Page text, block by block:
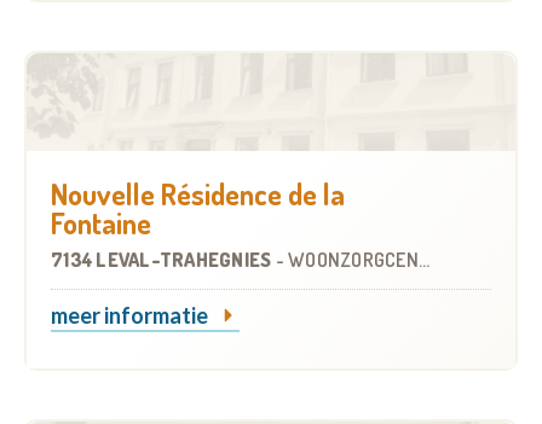
Nouvelle Résidence de la
Fontaine
7134 LEVAL-TRAHEGNIES - WOONZORGCENTRUM (WZC)
meer informatie